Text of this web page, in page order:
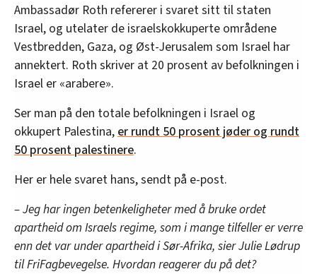
Ambassadør Roth refererer i svaret sitt til staten
Israel, og utelater de israelskokkuperte områdene
Vestbredden, Gaza, og Øst-Jerusalem som Israel har
annektert. Roth skriver at 20 prosent av befolkningen i
Israel er «arabere».
Ser man på den totale befolkningen i Israel og
okkupert Palestina, er rundt 50 prosent jøder og rundt
50 prosent palestinere.
Her er hele svaret hans, sendt på e-post.
– Jeg har ingen betenkeligheter med å bruke ordet
apartheid om Israels regime, som i mange tilfeller er verre
enn det var under apartheid i Sør-Afrika, sier Julie Lødrup
til FriFagbevegelse. Hvordan reagerer du på det?